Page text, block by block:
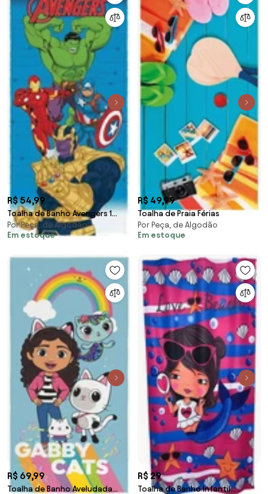
R$ 54,99
Toalha de Banho Avengers 1
Peça
Por Peça, de Algodão
Em estoque
R$ 49,99
Toalha de Praia Férias
Por Peça, de Algodão
Em estoque
R$ 69,99
Toalha de Banho Aveludada
R$ 29
Toalha de Banho Infantil